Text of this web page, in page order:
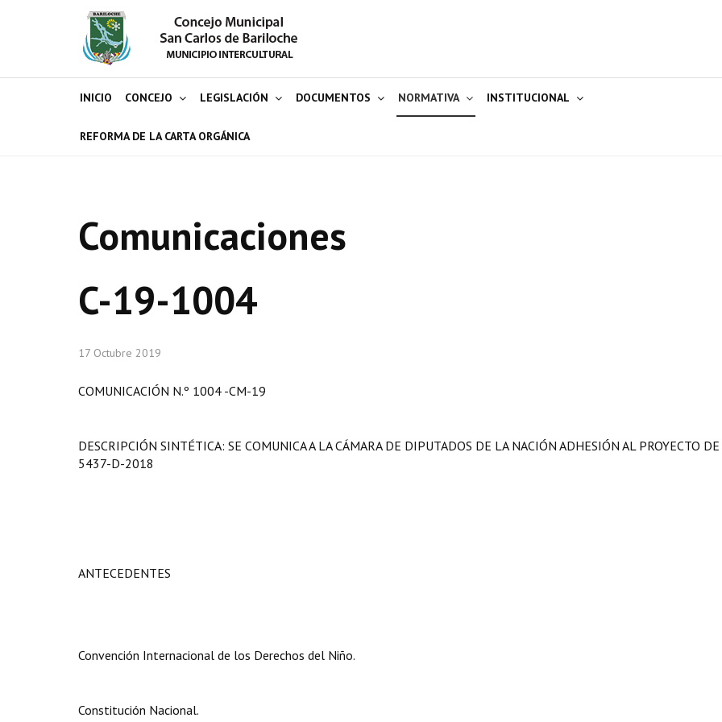
INICIO CONCEJO LEGISLACIÓN DOCUMENTOS NORMATIVA INSTITUCIONAL
REFORMA DE LA CARTA ORGÁNICA
Comunicaciones
C-19-1004
17 Octubre 2019
COMUNICACIÓN N.º 1004 -CM-19
DESCRIPCIÓN SINTÉTICA: SE COMUNICA A LA CÁMARA DE DIPUTADOS DE LA NACIÓN ADHESIÓN AL PROYECTO
5437-D-2018
ANTECEDENTES
Convención Internacional de los Derechos del Niño.
Constitución Nacional.